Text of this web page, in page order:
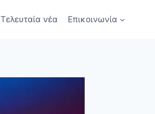
Τελευταία νέα Επικοινωνία